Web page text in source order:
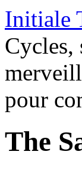
Initiale
Cycles,
pour
The